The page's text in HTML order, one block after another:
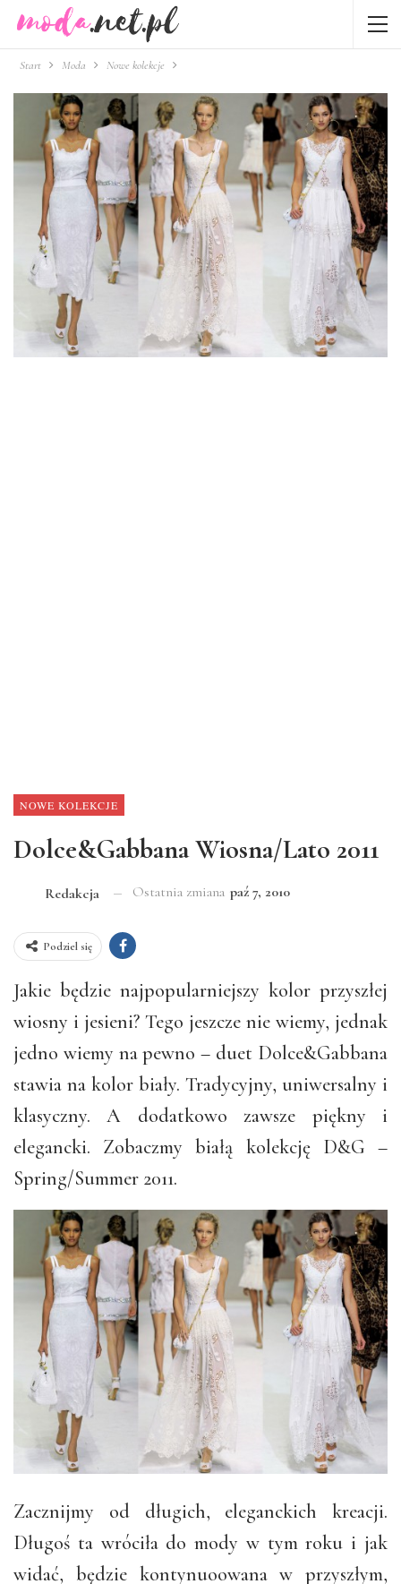
Start Moda Nowe kolekcje
NOWE KOLEKCJE
Dolce&Gabbana Wiosna/Lato 2011
Redakcja Ostatnia zmiana paź 7, 2010
Podziel się
Jakie będzie najpopularniejszy kolor przyszłej
wiosny i jesieni? Tego jeszcze nie wiemy, jednak
jedno wiemy na pewno – duet Dolce&Gabbana
stawia na kolor biały. Tradycyjny, uniwersalny i
klasyczny. A dodatkowo zawsze piękny i
elegancki. Zobaczmy białą kolekcję D&G –
Spring/Summer 2011.
Zacznijmy od długich, eleganckich kreacji.
Długoś ta wróciła do mody w tym roku i jak
widać, będzie kontynuoowana w przyszłym,